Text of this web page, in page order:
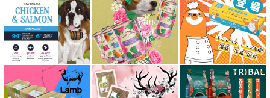
アディクション Addiction
アニモンダ ANIMONDA
アマノヴァ Amanova
アルモネイチャー almo nature